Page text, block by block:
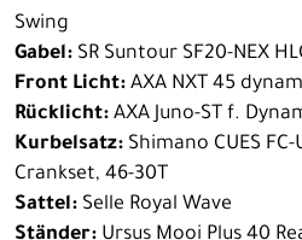
Swing
Gabel: SR Suntour SF20-NEX
Front Licht: AXA NXT 45
Rücklicht: AXA Juno-ST f.
Kurbelsatz: Shimano CUES
Crankset, 46-30T
Sattel: Selle Royal Wave
Ständer: Ursus Mooi Plus 40